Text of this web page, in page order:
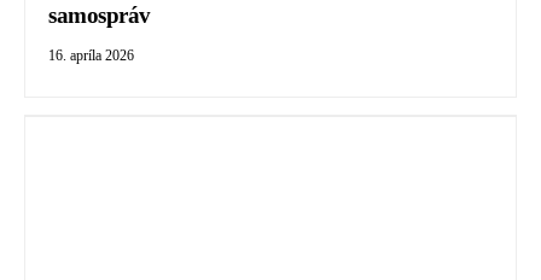
samospráv
16. apríla 2026